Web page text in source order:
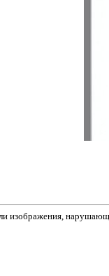
изображения,